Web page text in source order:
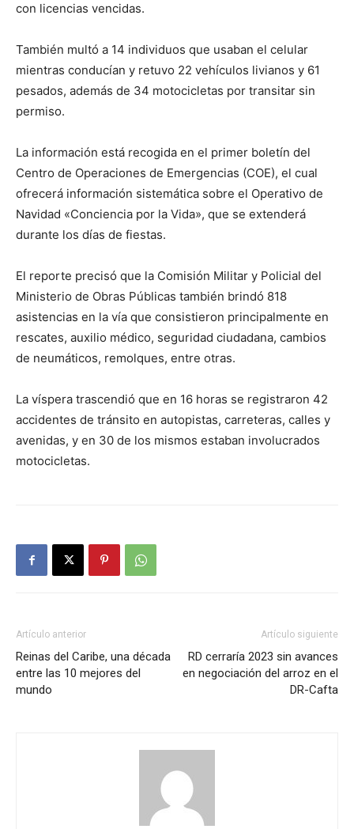
con licencias vencidas.
También multó a 14 individuos que usaban el celular
mientras conducían y retuvo 22 vehículos livianos y 61
pesados, además de 34 motocicletas por transitar sin
permiso.
La información está recogida en el primer boletín del
Centro de Operaciones de Emergencias (COE), el cual
ofrecerá información sistemática sobre el Operativo de
Navidad «Conciencia por la Vida», que se extenderá
durante los días de fiestas.
El reporte precisó que la Comisión Militar y Policial del
Ministerio de Obras Públicas también brindó 818
asistencias en la vía que consistieron principalmente en
rescates, auxilio médico, seguridad ciudadana, cambios
de neumáticos, remolques, entre otras.
La víspera trascendió que en 16 horas se registraron 42
accidentes de tránsito en autopistas, carreteras, calles y
avenidas, y en 30 de los mismos estaban involucrados
motocicletas.
Artículo anterior
Reinas del Caribe, una década
entre las 10 mejores del
mundo
Artículo siguiente
RD cerraría 2023 sin avances
en negociación del arroz en el
DR-Cafta